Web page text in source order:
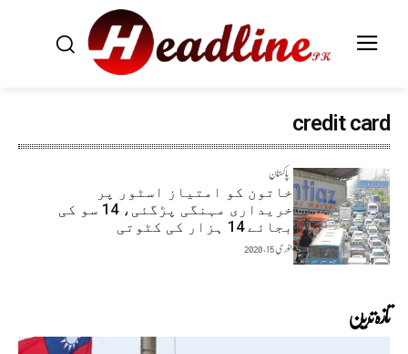
credit card
پاکستان
خاتون کو امتیاز اسٹور پر
خریداری مہنگی پڑگئی، 14 سو کی
بجائے 14 ہزار کی کٹوتی
جنوری 15, 2020
تازہ ترین